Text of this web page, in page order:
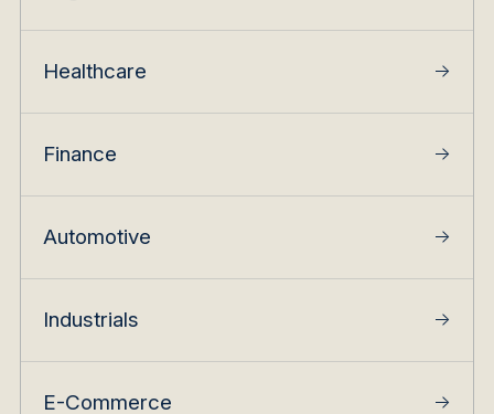
Healthcare →
Finance →
Automotive →
Industrials →
E-Commerce →